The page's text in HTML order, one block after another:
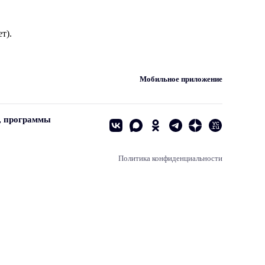
Мобильное приложение
программы
Политика конфиденциальности